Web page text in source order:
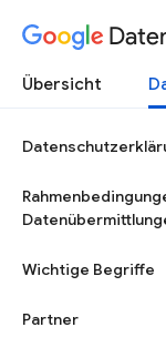
Übersicht
Wichtige Begriffe
Partner